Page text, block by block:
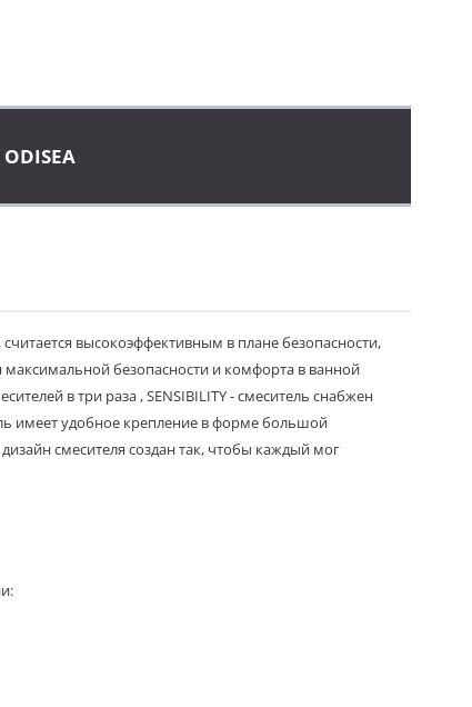
высокоэффективным в плане безопасности,
безопасности и комфорта в ванной
в три раза , SENSIBILITY - смеситель снабжен
имеет удобное крепление в форме большой
смесителя создан так, чтобы каждый мог